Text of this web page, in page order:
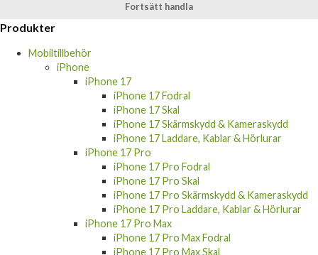
Fortsätt handla
Produkter
Mobiltillbehör
iPhone
iPhone 17
iPhone 17 Fodral
iPhone 17 Skal
iPhone 17 Skärmskydd & Kameraskydd
iPhone 17 Laddare, Kablar & Hörlurar
iPhone 17 Pro
iPhone 17 Pro Fodral
iPhone 17 Pro Skal
iPhone 17 Pro Skärmskydd & Kameraskydd
iPhone 17 Pro Laddare, Kablar & Hörlurar
iPhone 17 Pro Max
iPhone 17 Pro Max Fodral
iPhone 17 Pro Max Skal